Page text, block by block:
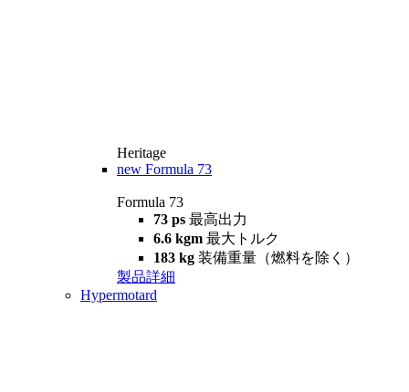
Heritage
new Formula 73
Formula 73
73 ps 最高出力
6.6 kgm 最大トルク
183 kg 装備重量（燃料を除く）
製品詳細
Hypermotard